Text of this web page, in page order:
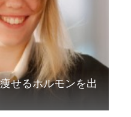
せるホルモンを出